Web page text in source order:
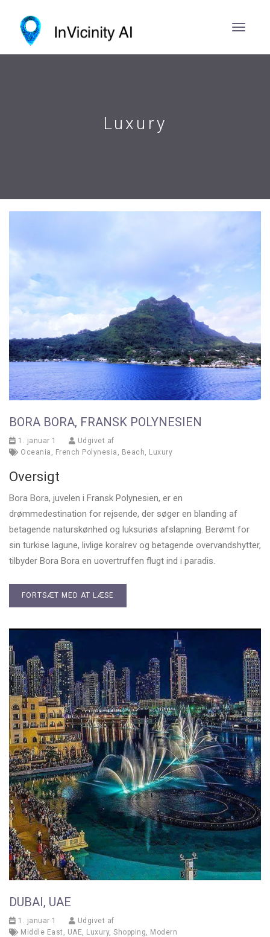
Luxury
BORA BORA, FRANSK POLYNESIEN
1. januar 1
Udgivet af
Oceania , French Polynesia , Beach, Luxury
Oversigt
Bora Bora, juvelen i Fransk Polynesien, er en
drømmedestination for rejsende, der søger en blanding af
betagende naturskønhed og luksuriøs afslapning. Berømt for
sin turkise lagune, livlige koralrev og betagende overvandshytter,
tilbyder Bora Bora en uovertruffen flugt ind i paradis.
FORTSÆT MED AT LÆSE
DUBAI, UAE
1. januar 1
Udgivet af
Middle East
UAE Luxury, Shopping Modern